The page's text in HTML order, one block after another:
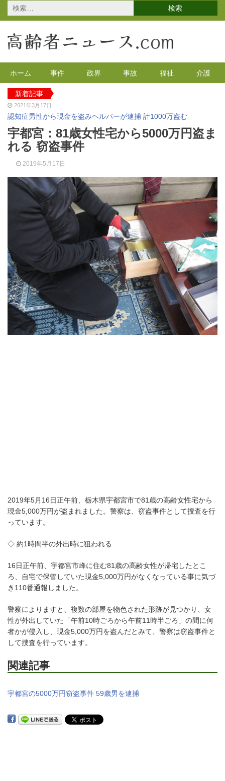
検
索:
ホーム 事件 政界 事故 福祉 介護
新着記事
2021年3月17日
認知症男性から現金を盗みヘルパーが逮捕 計1000万盗む
2021年2月4日
2020年の特殊詐欺が1万3千件 コロナで高齢者の被害が多発
2020年12月14日
有料老人ホームを活用で特養待機者を解消へ 江戸川区
90代母親と息子が自宅で血を流し死亡 無理心中か 兵庫
2020年12月2日
東京都 高齢者らを対象にGoToの自粛を呼びかけ
2021年4月12日
高齢者のワクチン接種始まる 今日から全国で開始
宇都宮：81歳女性宅から5000万円盗ま
れる 窃盗事件
2019年5月17日
2019年5月16日正午前、栃木県宇都宮市で81歳の高齢女性宅から
現金5,000万円が盗まれました。警察は、窃盗事件として捜査を行
っています。
◇ 約1時間半の外出時に狙われる
16日正午前、宇都宮市峰に住む81歳の高齢女性が帰宅したとこ
ろ、自宅で保管していた現金5,000万円がなくなっている事に気づ
き110番通報しました。
警察によりますと、複数の部屋を物色された形跡が見つかり、女
性が外出していた「午前10時ごろから午前11時半ごろ」の間に何
者かが侵入し、現金5,000万円を盗んだとみて、警察は窃盗事件と
して捜査を行っています。
関連記事
宇都宮の5000万円窃盗事件 59歳男を逮捕